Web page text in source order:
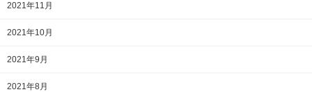
2021年11月
2021年10月
2021年9月
2021年8月